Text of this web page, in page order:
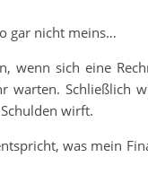
gar nicht meins…
wenn sich eine
warten. Schließlich
wirft.
was mein